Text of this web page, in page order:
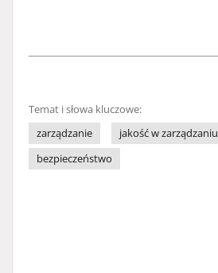
Temat i słowa kluczowe:
zarządzanie
jakość w zarządzaniu
bezpieczeństwo